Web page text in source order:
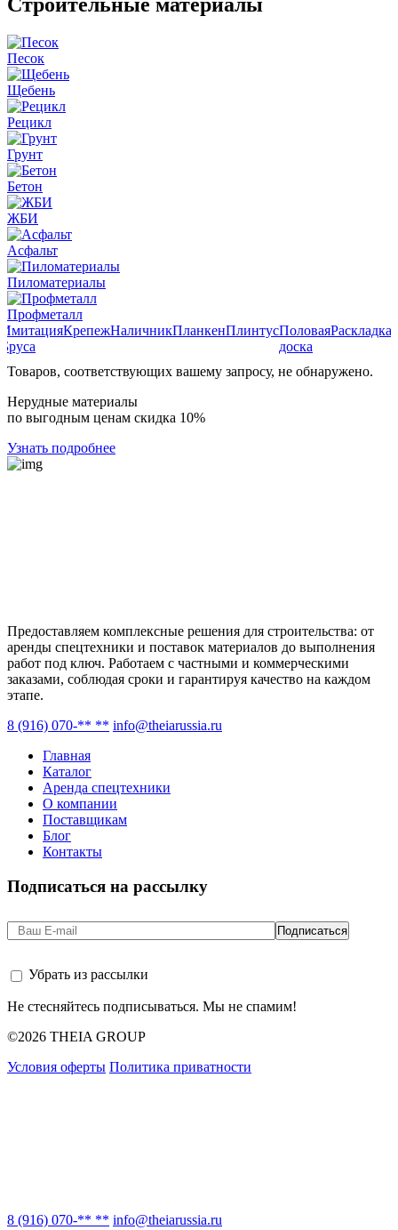
Песок
Щебень
Рецикл
Грунт
Бетон
ЖБИ
Асфальт
Пиломатериалы
Профметалл
Имитация
Бруса
КрепежНаличникПланкенПлинтусПоловая
доска
Раскладка
Товаров, соответствующих вашему запросу, не обнаружено.
Нерудные материалы
по выгодным ценам скидка 10%
Узнать подробнее
Предоставляем комплексные решения для строительства: от
аренды спецтехники и поставок материалов до выполнения
работ под ключ. Работаем с частными и коммерческими
заказами, соблюдая сроки и гарантируя качество на каждом
этапе.
8 (916) 070-** ** info@theiarussia.ru
Главная
Каталог
Аренда спецтехники
О компании
Поставщикам
Блог
Контакты
Подписаться на рассылку
Убрать из рассылки
Не стесняйтесь подписываться. Мы не спамим!
©2026 THEIA GROUP
Условия оферты Политика приватности
8 (916) 070-** ** info@theiarussia.ru